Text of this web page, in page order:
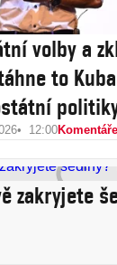
volby a
to
12:00Komentáře
zakryjete